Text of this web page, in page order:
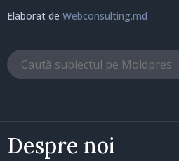
Despre noi
Elaborat de Webconsulting.md